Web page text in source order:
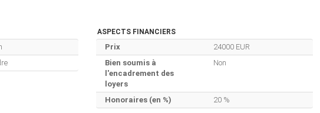
ASPECTS FINANCIERS
Prix
24000 EUR
Bien soumis à
l'encadrement des
loyers
Non
Honoraires (en %) 20 %